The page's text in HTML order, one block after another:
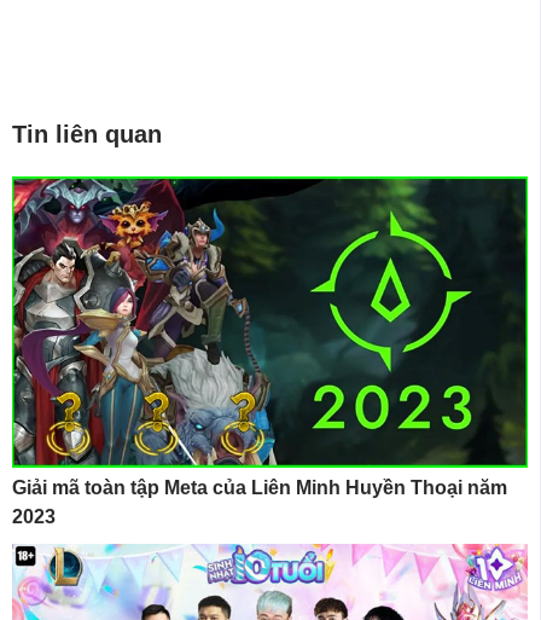
Tin liên quan
Giải mã toàn tập Meta của Liên Minh Huyền Thoại năm
2023